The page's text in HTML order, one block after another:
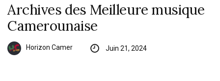
Archives des Meilleure musique
Camerounaise
Horizon Camer Juin 21, 2024